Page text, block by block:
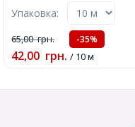
Салатовый, 0.5мм,
(УТ000004808)
Упаковка:
65,00грн. -35%
42,00 грн. / 10 м